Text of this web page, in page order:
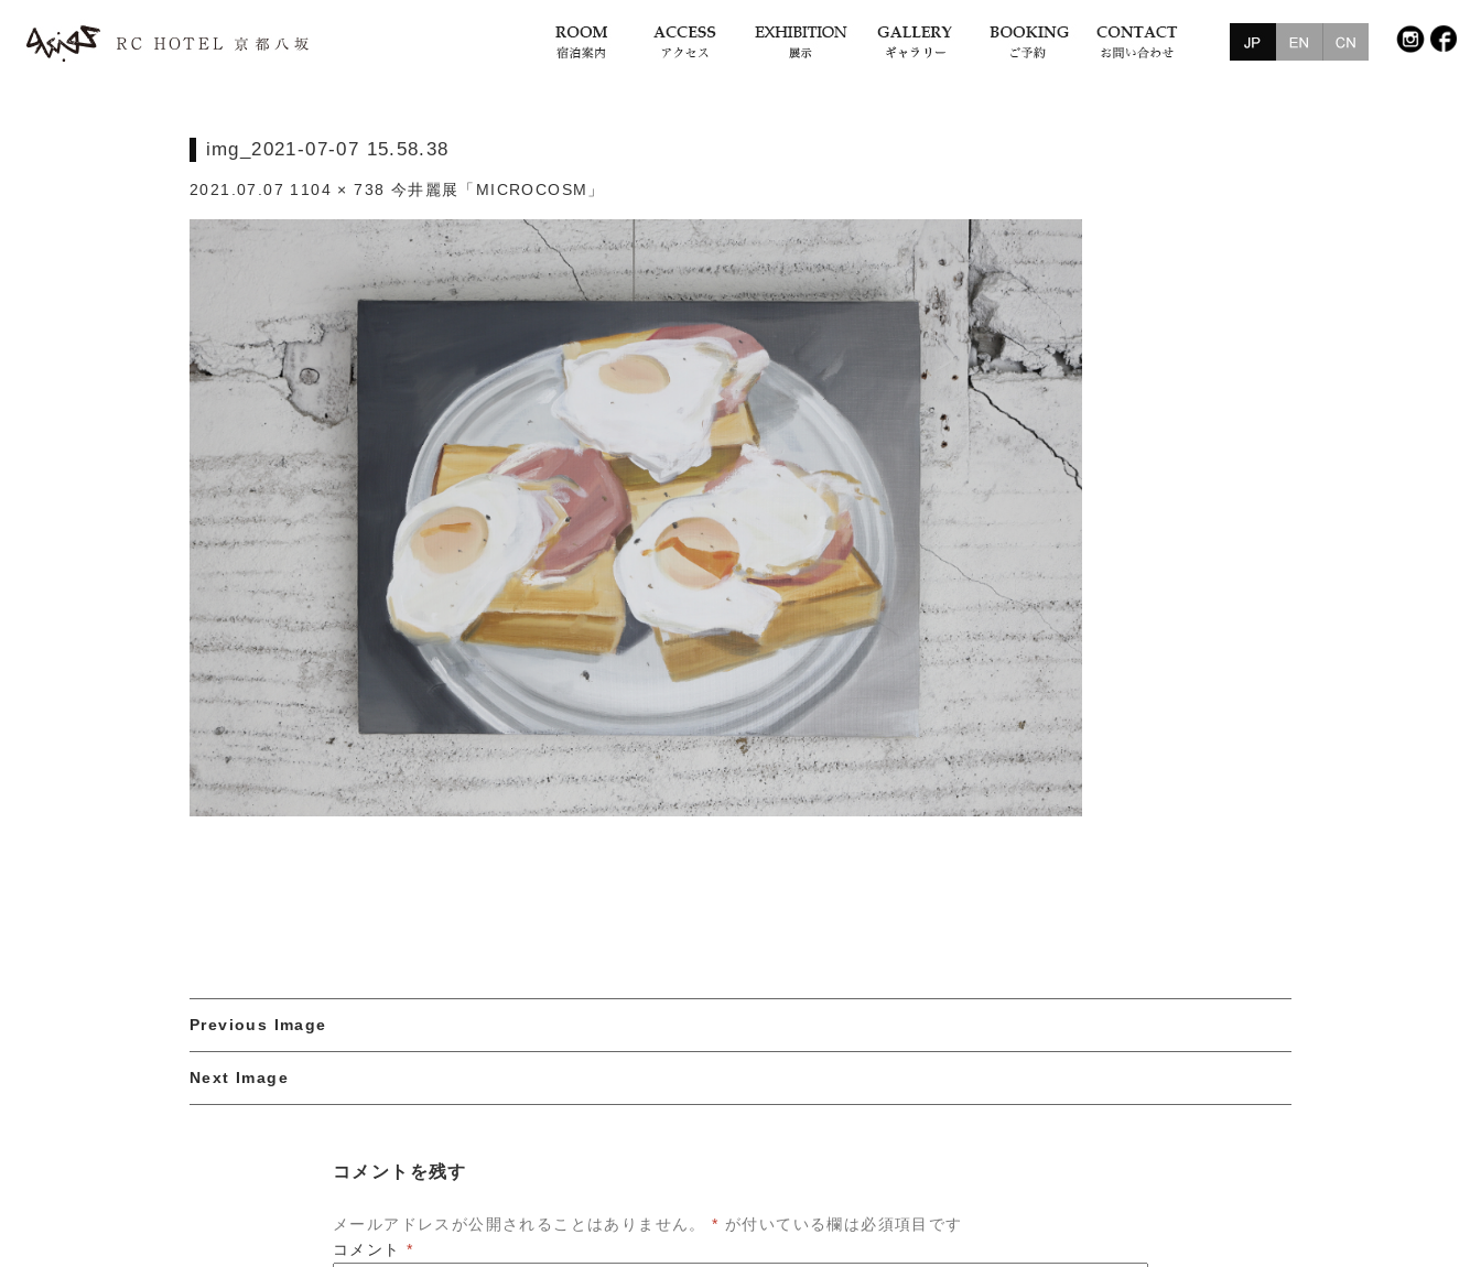
img_2021-07-07 15.58.38
2021.07.07 1104 × 738 今井麗展「MICROCOSM」
Previous Image
Next Image
コメントを残す
メールアドレスが公開されることはありません。 * が付いている欄は必須項目です
コメント *